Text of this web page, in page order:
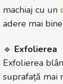
machiaj cu un
adere mai
🔹 Exfolierea
Exfolierea
suprafață mai